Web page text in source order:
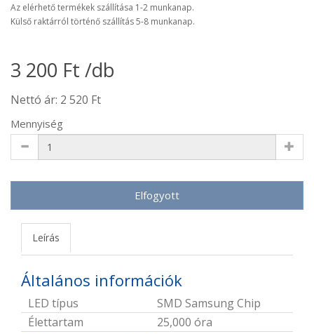
Az elérhető termékek szállítása 1-2 munkanap.
Külső raktárról történő szállítás 5-8 munkanap.
3 200 Ft /db
Nettó ár: 2 520 Ft
Mennyiség
Elfogyott
Leírás
Általános információk
LED típus
SMD Samsung Chip
Élettartam
25,000 óra